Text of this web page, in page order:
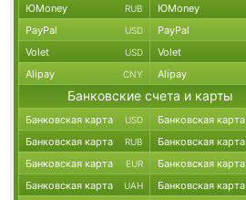
ЮMoney RUB ЮMoney
PayPal USD PayPal
Volet USD Volet
Alipay CNY Alipay
Банковские счета и карты
Банковская карта USD Банковская карта
Банковская карта RUB Банковская карта
Банковская карта EUR Банковская карта
Банковская карта UAH Банковская карта